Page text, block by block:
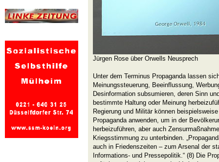
Jürgen Rose über Orwells Neusprech
Unter dem Terminus Propaganda lassen
Meinungssteuerung, Beeinflussung,
Desinformation subsumieren, deren Sinn
bestimmte Haltung oder Meinung
Regierung und Militär können
Propaganda anwenden, um in der
herbeizuführen, aber auch
Kriegsstimmung zu unterbinden.
auch in Friedenszeiten – zum Arsenal der
Informations- und Pressepolitik.“ (8) Die